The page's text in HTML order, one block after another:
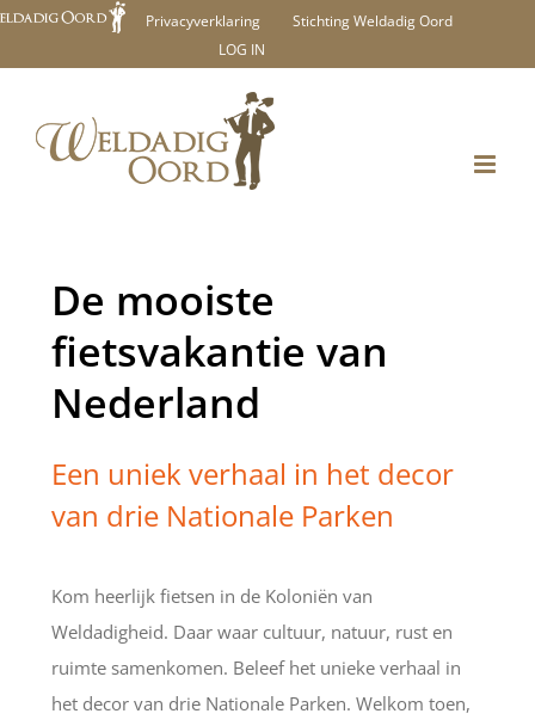
Ga
Privacyverklaring
Stichting Weldadig Oord
LOG IN
De mooiste
fietsvakantie van
Nederland
Een uniek verhaal in het decor
van drie Nationale Parken
Kom heerlijk fietsen in de Koloniën van
Weldadigheid. Daar waar cultuur, natuur, rust en
ruimte samenkomen. Beleef het unieke verhaal in
het decor van drie Nationale Parken. Welkom toen,